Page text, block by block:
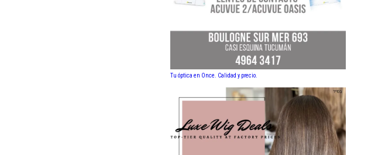
Tu óptica en Once. Calidad y precio.